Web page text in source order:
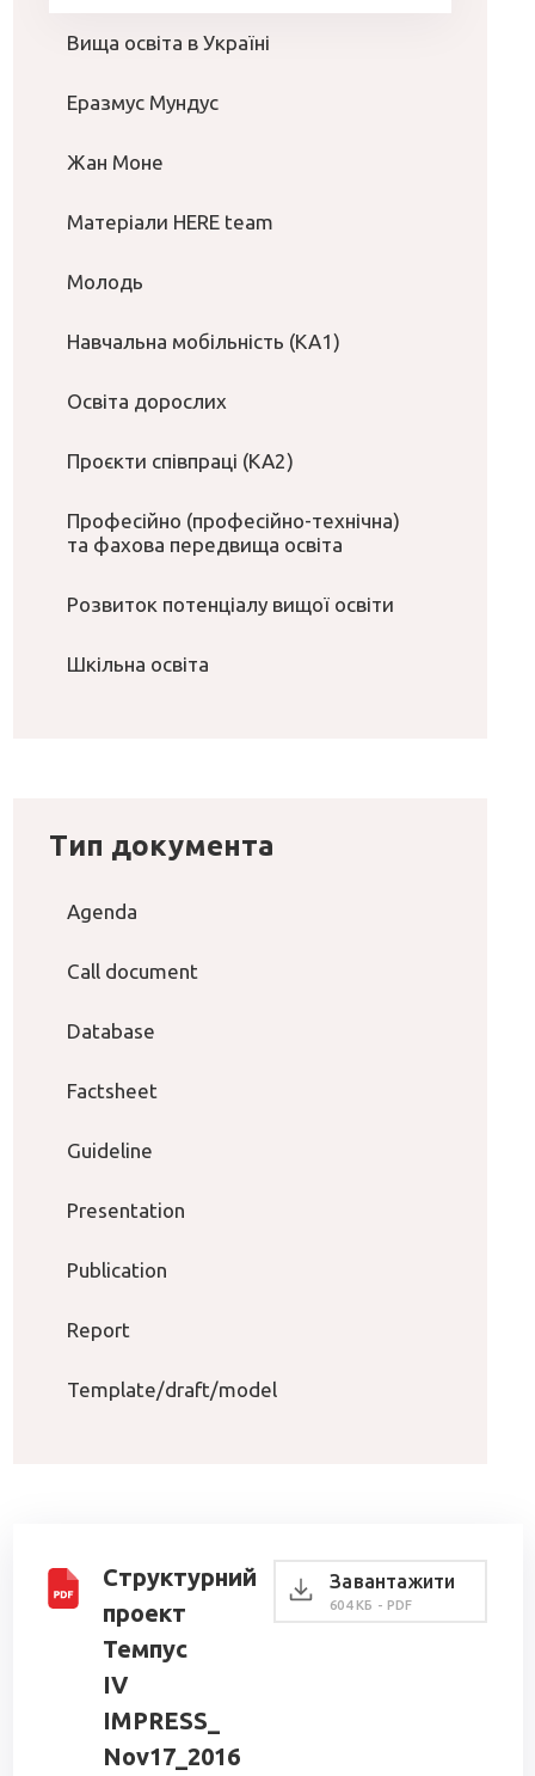
Вища освіта в Україні
Еразмус Мундус
Жан Моне
Матеріали HERE team
Молодь
Навчальна мобільність (КА1)
Освіта дорослих
Проєкти співпраці (КА2)
Професійно (професійно-технічна)
та фахова передвища освіта
Розвиток потенціалу вищої освіти
Шкільна освіта
Тип документа
Agenda
Call document
Database
Factsheet
Guideline
Presentation
Publication
Report
Template/draft/model
Структурний
проект
Темпус
IV
IMPRESS_
Nov17_2016
Завантажити
604 КБ - PDF